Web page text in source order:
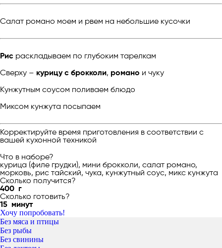
Салат романо моем и рвем на небольшие кусочки
Рис раскладываем по глубоким тарелкам
Сверху – курицу с брокколи, романо и чуку
Кунжутным соусом поливаем блюдо
Миксом кунжута посыпаем
Корректируйте время приготовления в соответствии с
вашей кухонной техникой
Что в наборе?
курица (филе грудки), мини брокколи, салат романо,
морковь, рис тайский, чука, кунжутный соус, микс кунжута
Сколько получится?
400 г
Сколько готовить?
15 минут
Хочу попробовать!
Без мяса и птицы
Без рыбы
Без свинины